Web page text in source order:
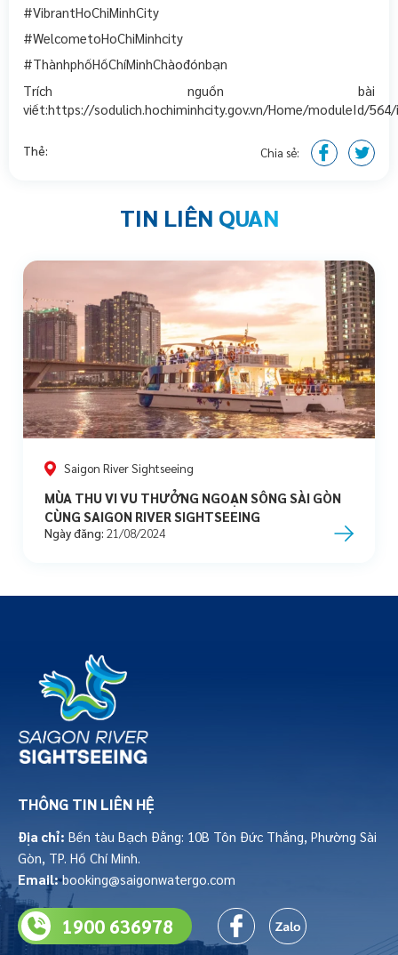
#VibrantHoChiMinhCity
#WelcometoHoChiMinhcity
#ThànhphốHồChíMinhChàođónbạn
Trích nguồn bài
viết:https://sodulich.hochiminhcity.gov.vn/Home/moduleId/
Thẻ: Chia sẻ:
TIN LIÊN QUAN
Saigon River Sightseeing
MÙA THU VI VU THƯỞNG NGOẠN SÔNG SÀI GÒN
CÙNG SAIGON RIVER SIGHTSEEING
Ngày đăng: 21/08/2024
THÔNG TIN LIÊN HỆ
Địa chỉ: Bến tàu Bạch Đằng: 10B Tôn Đức Thắng, Phường Sài
Gòn, TP. Hồ Chí Minh.
Email: booking@saigonwatergo.com
1900 636978